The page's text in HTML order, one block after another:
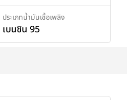
ประเภทน้ำมันเชื้อเพลิง
เบนซิน 95